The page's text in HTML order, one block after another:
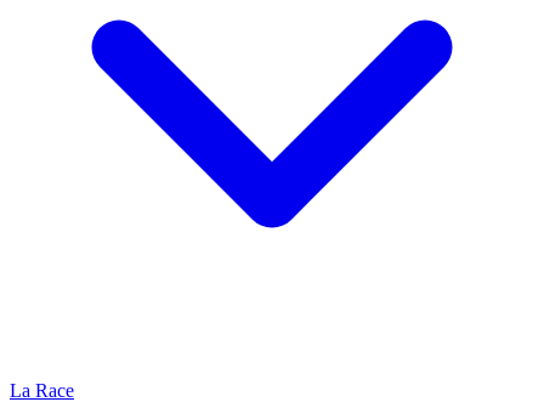
La Race